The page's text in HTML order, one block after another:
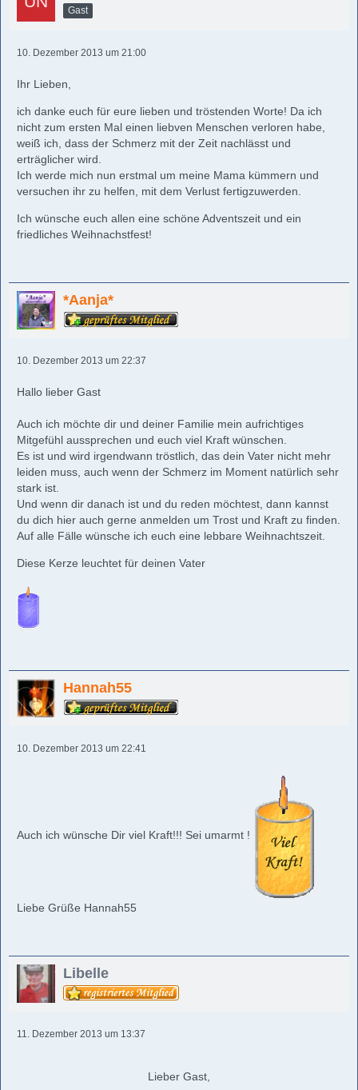
Gast
10. Dezember 2013 um 21:00
Ihr Lieben,
ich danke euch für eure lieben und tröstenden Worte! Da ich
nicht zum ersten Mal einen liebven Menschen verloren habe,
weiß ich, dass der Schmerz mit der Zeit nachlässt und
erträglicher wird.
Ich werde mich nun erstmal um meine Mama kümmern und
versuchen ihr zu helfen, mit dem Verlust fertigzuwerden.
Ich wünsche euch allen eine schöne Adventszeit und ein
friedliches Weihnachstfest!
*Aanja*
10. Dezember 2013 um 22:37
Hallo lieber Gast
Auch ich möchte dir und deiner Familie mein aufrichtiges
Mitgefühl aussprechen und euch viel Kraft wünschen.
Es ist und wird irgendwann tröstlich, das dein Vater nicht mehr
leiden muss, auch wenn der Schmerz im Moment natürlich sehr
stark ist.
Und wenn dir danach ist und du reden möchtest, dann kannst
du dich hier auch gerne anmelden um Trost und Kraft zu finden.
Auf alle Fälle wünsche ich euch eine lebbare Weihnachtszeit.
Diese Kerze leuchtet für deinen Vater
Hannah55
10. Dezember 2013 um 22:41
Auch ich wünsche Dir viel Kraft!!! Sei umarmt !
Liebe Grüße Hannah55
Libelle
11. Dezember 2013 um 13:37
Lieber Gast,